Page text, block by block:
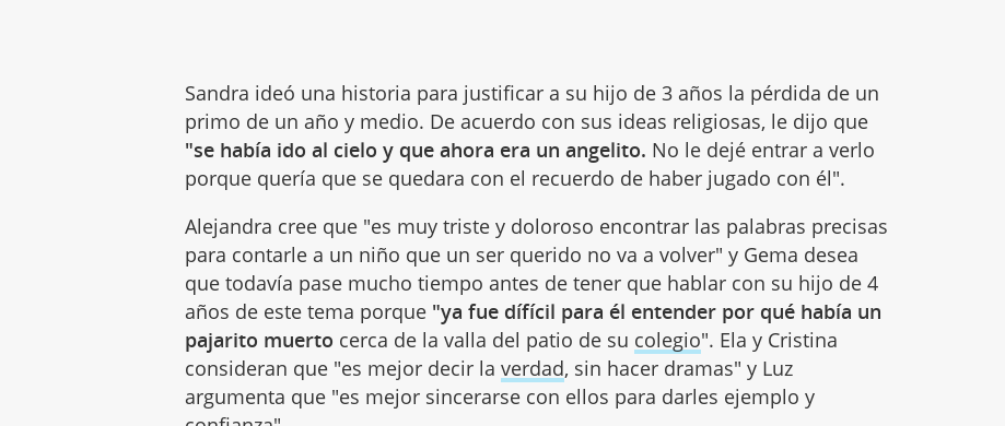
Sandra ideó una historia para justificar a su hijo de 3 años la pérdida de un
primo de un año y medio. De acuerdo con sus ideas religiosas, le dijo que
"se había ido al cielo y que ahora era un angelito. No le dejé entrar a verlo
porque quería que se quedara con el recuerdo de haber jugado con él".
Alejandra cree que "es muy triste y doloroso encontrar las palabras precisas
para contarle a un niño que un ser querido no va a volver" y Gema desea
que todavía pase mucho tiempo antes de tener que hablar con su hijo de 4
años de este tema porque "ya fue dífícil para él entender por qué había un
pajarito muerto cerca de la valla del patio de su colegio". Ela y Cristina
consideran que "es mejor decir laverdad, sin hacer dramas" y Luz
argumenta que "es mejor sincerarse con ellos para darles ejemplo y